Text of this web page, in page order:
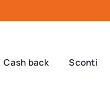
Cash back Sconti